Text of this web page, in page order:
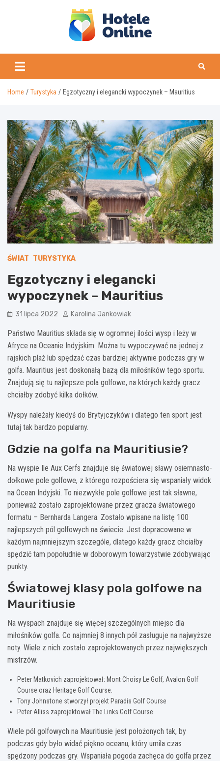
Home Turystyka Egzotyczny i elegancki wypoczynek – Mauritius
ŚWIAT TURYSTYKA
Egzotyczny i elegancki
wypoczynek – Mauritius
31 lipca 2022 Karolina Jankowiak
Państwo Mauritius składa się w ogromnej ilości wysp i leży w
Afryce na Oceanie Indyjskim. Można tu wypoczywać na jednej z
rajskich plaż lub spędzać czas bardziej aktywnie podczas gry w
golfa. Mauritius jest doskonałą bazą dla miłośników tego sportu.
Znajdują się tu najlepsze pola golfowe, na których każdy gracz
chciałby zdobyć kilka dołków.
Wyspy należały kiedyś do Brytyjczyków i dlatego ten sport jest
tutaj tak bardzo popularny.
Gdzie na golfa na Mauritiusie?
Na wyspie Ile Aux Cerfs znajduje się światowej sławy osiemnasto-
dołkowe pole golfowe, z którego rozpościera się wspaniały widok
na Ocean Indyjski. To niezwykłe pole golfowe jest tak sławne,
ponieważ zostało zaprojektowane przez gracza światowego
formatu – Bernharda Langera. Zostało wpisane na listę 100
najlepszych pól golfowych na świecie. Jest dopracowane w
każdym najmniejszym szczególe, dlatego każdy gracz chciałby
spędzić tam popołudnie w doborowym towarzystwie zdobywając
punkty.
Światowej klasy pola golfowe na
Mauritiusie
Na wyspach znajduje się więcej szczególnych miejsc dla
miłośników golfa. Co najmniej 8 innych pół zasługuje na najwyższe
noty. Wiele z nich zostało zaprojektowanych przez największych
mistrzów.
Peter Matkovich zaprojektował: Mont Choisy Le Golf, Avalon Golf
Course oraz Heritage Golf Course.
Tony Johnstone stworzył projekt Paradis Golf Course
Peter Alliss zaprojektował The Links Golf Course
Wiele pól golfowych na Mauritiusie jest położonych tak, by
podczas gdy było widać piękno oceanu, który umila czas
spędzony podczas gry. Wspaniała pogoda zachęca do golfa przez